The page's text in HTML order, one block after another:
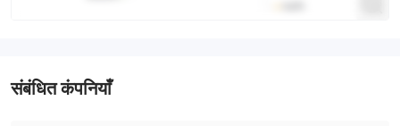
संबंधित कंपनियाँ